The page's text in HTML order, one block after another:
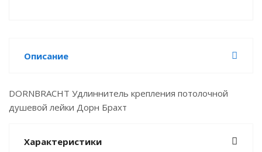
Описание
DORNBRACHT Удлиннитель крепления потолочной
душевой лейки Дорн Брахт
Характеристики